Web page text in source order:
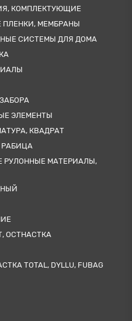
КОМПЛЕКТУЮЩИЕ
МЕМБРАНЫ
СИСТЕМЫ ДЛЯ ДОМА
ЭЛЕМЕНТЫ
КВАДРАТ
РАБИЦА
РУЛОННЫЕ МАТЕРИАЛЫ,
ОСТНАСТКА
TOTAL, DYLLU, FUBAG